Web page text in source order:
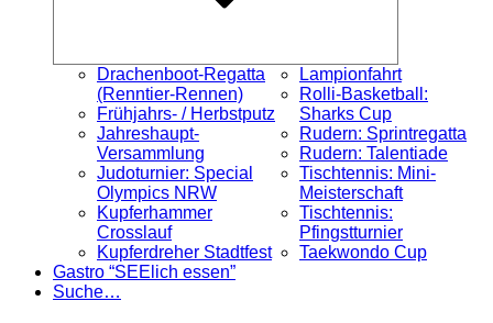
Drachenboot-Regatta
(Renntier-Rennen)
Frühjahrs- / Herbstputz
Jahreshaupt-
Versammlung
Judoturnier: Special
Olympics NRW
Kupferhammer
Crosslauf
Kupferdreher Stadtfest
Lampionfahrt
Rolli-Basketball:
Sharks Cup
Rudern: Sprintregatta
Rudern: Talentiade
Tischtennis: Mini-
Meisterschaft
Tischtennis:
Pfingstturnier
Taekwondo Cup
Gastro “SEElich essen”
Suche…